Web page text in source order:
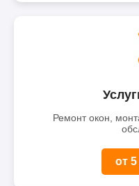
Ремонт окон,
от